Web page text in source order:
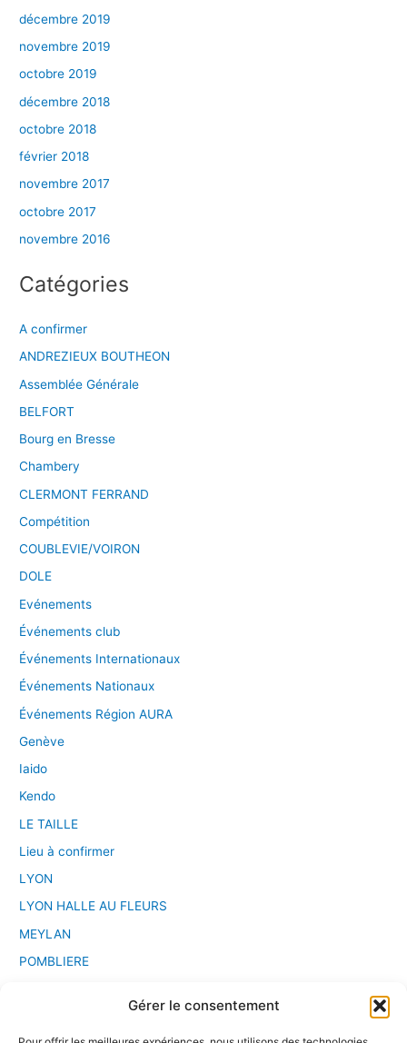
Gérer le consentement
décembre 2019
novembre 2019
octobre 2019
décembre 2018
octobre 2018
février 2018
novembre 2017
octobre 2017
novembre 2016
Catégories
A confirmer
ANDREZIEUX BOUTHEON
Assemblée Générale
BELFORT
Bourg en Bresse
Chambery
CLERMONT FERRAND
Compétition
COUBLEVIE/VOIRON
DOLE
Evénements
Événements club
Événements Internationaux
Événements Nationaux
Événements Région AURA
Genève
Iaido
Kendo
LE TAILLE
Lieu à confirmer
LYON
LYON HALLE AU FLEURS
MEYLAN
POMBLIERE